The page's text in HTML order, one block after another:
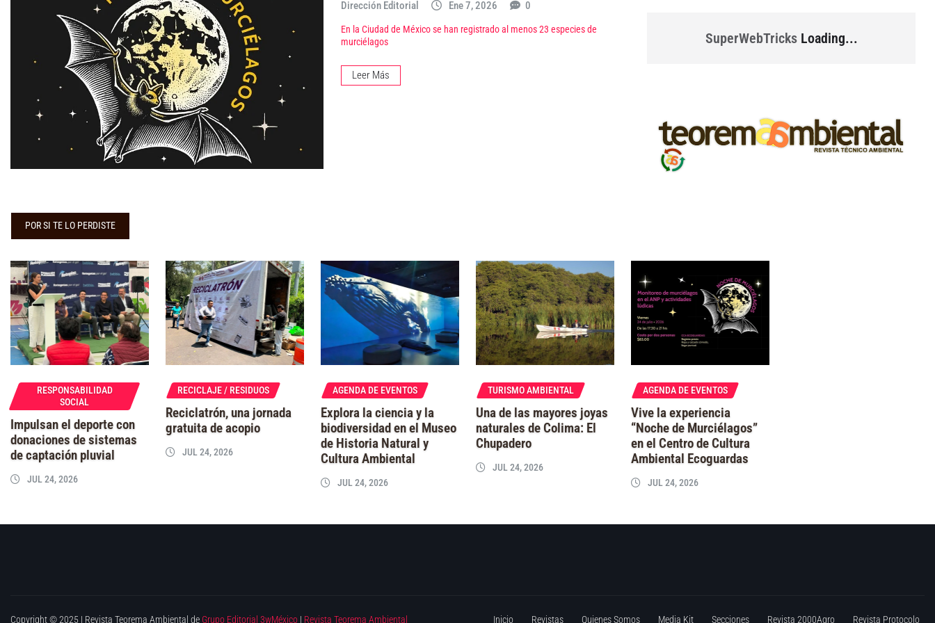
Dirección Editorial Ene 7, 2026 0
En la Ciudad de México se han registrado al menos 23 especies de
murciélagos
Leer Más
SuperWebTricksLoading...
POR SI TE LO PERDISTE
RESPONSABILIDAD
SOCIAL
Impulsan el deporte con
donaciones de sistemas
de captación pluvial
JUL 24, 2026
RECICLAJE / RESIDUOS
Reciclatrón, una jornada
gratuita de acopio
JUL 24, 2026
AGENDA DE EVENTOS
Explora la ciencia y la
biodiversidad en el Museo
de Historia Natural y
Cultura Ambiental
JUL 24, 2026
TURISMO AMBIENTAL
Una de las mayores joyas
naturales de Colima: El
Chupadero
JUL 24, 2026
AGENDA DE EVENTOS
Vive la experiencia
“Noche de Murciélagos”
en el Centro de Cultura
Ambiental Ecoguardas
JUL 24, 2026
Copyright © 2025 | Revista Teorema Ambiental de Grupo Editorial 3wMéxico | Revista Teorema Ambiental Inicio Revistas Quienes Somos Media Kit Secciones Revista 2000Agro Revista Protocolo